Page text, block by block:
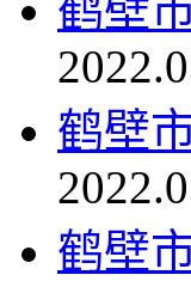
鹤壁
鹤壁